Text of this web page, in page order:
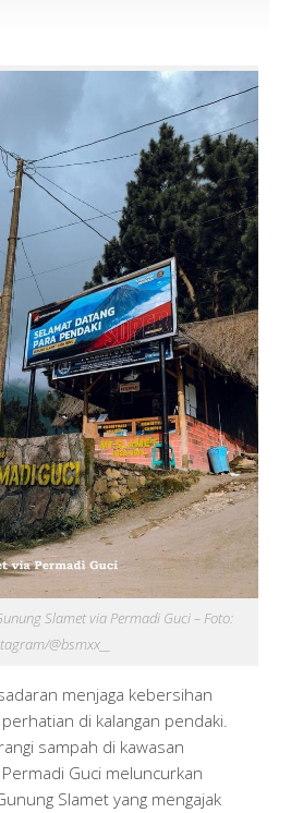
Slamet via Permadi Guci – Foto:
@bsmxx__
menjaga kebersihan
di kalangan pendaki.
sampah di kawasan
Guci meluncurkan
Slamet yang mengajak